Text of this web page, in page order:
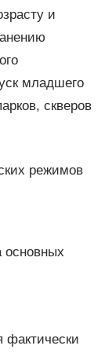
и
младшего
скверов
режимов
основных
фактически